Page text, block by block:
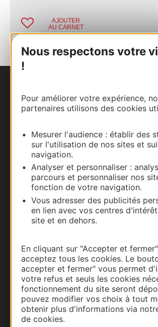
Nous respectons votre
!
Pour améliorer votre expérience,
partenaires utilisons des cookies
Mesurer l'audience : établir des
sur l'utilisation de nos sites et
navigation.
Analyser et personnaliser :
parcours et personnaliser nos
fonction de votre navigation.
Vous adresser des publicités
en lien avec vos centres
site et en dehors.
En cliquant sur "Accepter et
acceptez tous les cookies. Le
accepter et fermer" vous permet
votre refus et seuls les cookies
fonctionnement du site seront
pouvez modifier vos choix à tout
obtenir plus d'informations via
de cookies.
AJOUTER
AU CARNET
Carte interactive
Documentation
Thermalisme
Business/Mice
Pros d'Occitanie
Site presse et d'influence
Voyagistes